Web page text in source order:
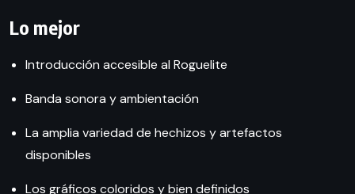
Lo mejor
Introducción accesible al Roguelite
Banda sonora y ambientación
La amplia variedad de hechizos y artefactos
disponibles
Los gráficos coloridos y bien definidos